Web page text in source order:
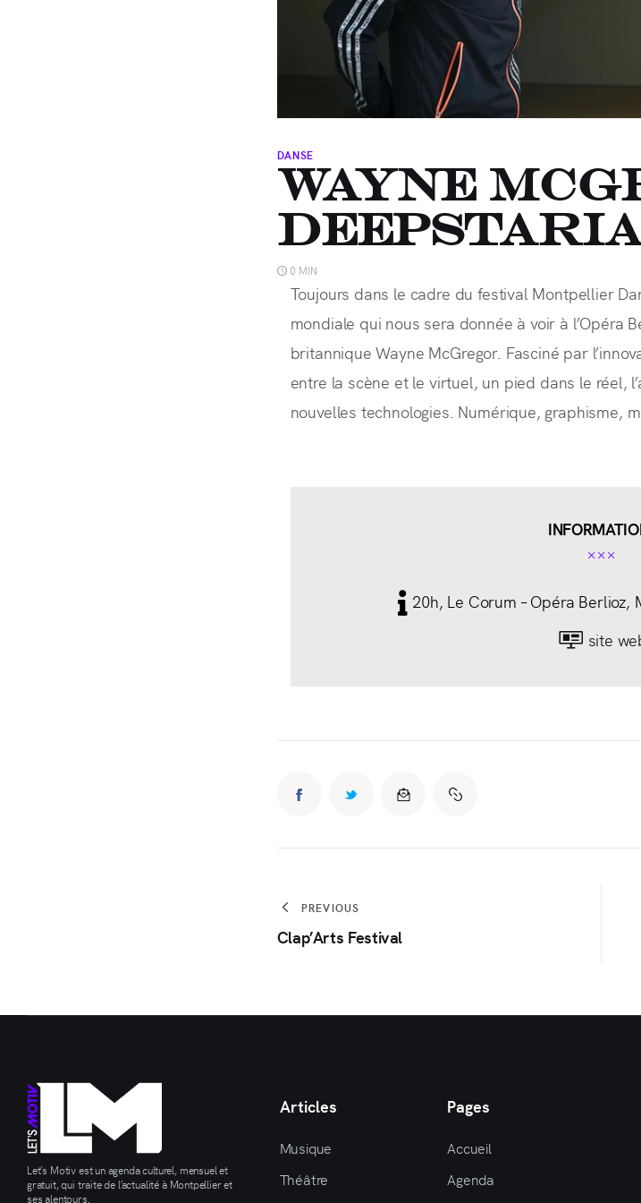
DANSE
Wayne
0 MIN
Toujours dans le cadre du festival Montpellier
mondiale qui nous sera donnée à voir à l’Opéra
britannique Wayne McGregor. Fasciné par
entre la scène et le virtuel, un pied dans le réel,
nouvelles technologies. Numérique, graphisme,
20h, Le Corum – Opéra
site
PREVIOUS
Clap’Arts Festival
Let’s Motiv est un agenda culturel, mensuel et
gratuit, qui traite de l’actualité à Montpellier et
ses alentours.
Articles
Musique
Théâtre
Pages
Accueil
Agenda